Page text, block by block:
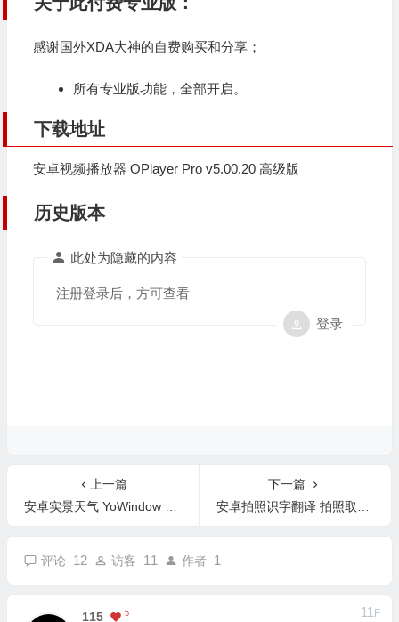
感谢国外XDA大神的自费购买和分享；
所有专业版功能，全部开启。
下载地址
安卓视频播放器 OPlayer Pro v5.00.20 高级版
历史版本
此处为隐藏的内容
注册登录后，方可查看
登录
上一篇
安卓实景天气 YoWindow v2.27.9 高级版
下一篇
安卓拍照识字翻译 拍照取字 v3.3.1 高级版
评论 12 访客 11 作者 1
115 5 11 F